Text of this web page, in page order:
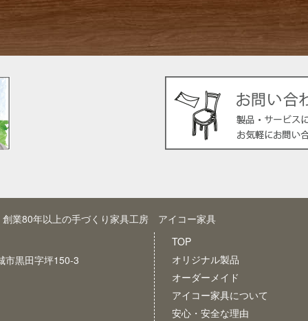
業80年以上の手づくり家具工房 アイコー家具
市黒田字坪150-3
TOP
オリジナル製品
オーダーメイド
アイコー家具について
安心・安全な理由